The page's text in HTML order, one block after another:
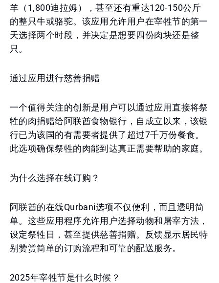
羊（1,800迪拉姆），甚至还有重达120-150公斤
的整只牛或骆驼。该应用允许用户在宰牲节的第一
天选择两个时段，并决定是想要四份肉块还是整
只。
通过应用进行慈善捐赠
一个值得关注的创新是用户可以通过应用直接将祭
牲的肉捐赠给阿联酋食物银行，自成立以来，该银
行已为该国的有需要者提供了超过7千万份餐食。
此选项确保祭牲的肉能到达真正需要帮助的家庭。
为什么选择在线订购？
阿联酋的在线Qurbani选项不仅便利，而且透明简
单。这些应用程序允许用户选择动物和屠宰方法，
设定祭牲日，甚至提供慈善捐赠。反馈显示居民特
别赞赏简单的订购流程和可靠的配送服务。
2025年宰牲节是什么时候？